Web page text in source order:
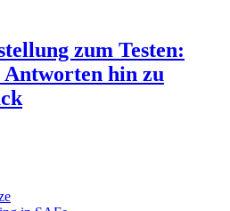
zum Testen:
hin zu